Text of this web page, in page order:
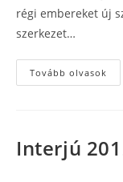
régi embereket új
szerkezet…
Tovább olvasok
Interjú